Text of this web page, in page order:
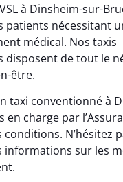
à Dinsheim-sur-
patients nécessitant
médical. Nos taxis
disposent de tout le
être.
taxi conventionné à
en charge par
N’hésitez
informations sur les